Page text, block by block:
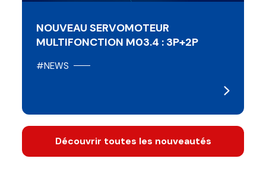
NOUVEAU SERVOMOTEUR
MULTIFONCTION M03.4 : 3P+2P
#NEWS
Découvrir toutes les nouveautés